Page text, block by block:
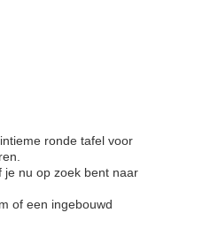
ronde tafel voor
je nu op zoek bent naar
of een ingebouwd